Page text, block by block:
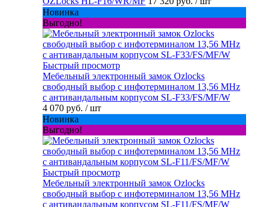
Новинка
Выгодно!
Быстрый просмотр
Мебельный электронный замок Ozlocks
свободный выбор с инфотерминалом 13,56 MHz
с антивандальным корпусом SL-F33/FS/MF/W
4 070 руб. / шт
Новинка
Выгодно!
Быстрый просмотр
Мебельный электронный замок Ozlocks
свободный выбор с инфотерминалом 13,56 MHz
с антивандальным корпусом SL-F11/FS/MF/W